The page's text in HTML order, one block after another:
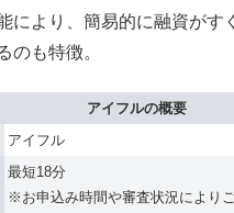
により、簡易的に融資がす
のも特徴。
アイフルの概要
アイフル
最短18分
※お申込み時間や審査状況により